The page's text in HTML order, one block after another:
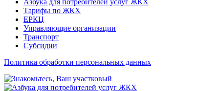
Тарифы по ЖКХ
ЕРКЦ
Управляющие организации
Транспорт
Субсидии
Политика обработки персональных данных